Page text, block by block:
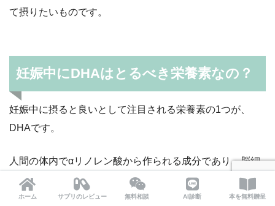
て摂りたいものです。
妊娠中にDHAはとるべき栄養素なの？
妊娠中に摂ると良いとして注目される栄養素の1つが、
DHAです。
人間の体内でαリノレン酸から作られる成分であり、脳細
胞や網膜を作ってくれる大切な成分ですが、αリノレン酸
が食べ物から摂れないでいると不足してしまうことがあり
ホーム サプリのレビュー 無料相談 AI診断 本を無料贈呈